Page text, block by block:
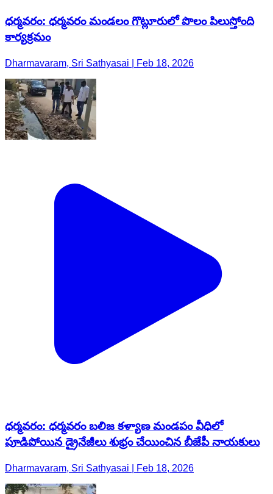
ధర్మవరం: ధర్మవరం మండలం గొట్లూరులో పొలం పిలుస్తోంది
కార్యక్రమం
Dharmavaram, Sri Sathyasai | Feb 18, 2026
ధర్మవరం: ధర్మవరం బలిజ కళ్యాణ మండపం వీధిలో
పూడిపోయిన డ్రైనేజీలు శుభ్రం చేయించిన బీజేపీ నాయకులు
Dharmavaram, Sri Sathyasai | Feb 18, 2026